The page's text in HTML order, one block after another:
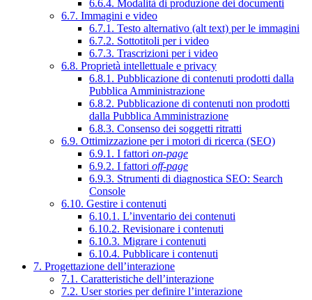
6.6.4. Modalità di produzione dei documenti
6.7. Immagini e video
6.7.1. Testo alternativo (alt text) per le immagini
6.7.2. Sottotitoli per i video
6.7.3. Trascrizioni per i video
6.8. Proprietà intellettuale e privacy
6.8.1. Pubblicazione di contenuti prodotti dalla
Pubblica Amministrazione
6.8.2. Pubblicazione di contenuti non prodotti
dalla Pubblica Amministrazione
6.8.3. Consenso dei soggetti ritratti
6.9. Ottimizzazione per i motori di ricerca (SEO)
6.9.1. I fattori on-page
6.9.2. I fattori off-page
6.9.3. Strumenti di diagnostica SEO: Search
Console
6.10. Gestire i contenuti
6.10.1. L’inventario dei contenuti
6.10.2. Revisionare i contenuti
6.10.3. Migrare i contenuti
6.10.4. Pubblicare i contenuti
7. Progettazione dell’interazione
7.1. Caratteristiche dell’interazione
7.2. User stories per definire l’interazione